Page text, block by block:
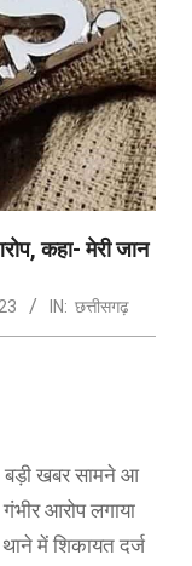
कहा- मेरी जान
IN: छत्तीसगढ़
बड़ी खबर सामने आ
आरोप लगाया
में शिकायत दर्ज